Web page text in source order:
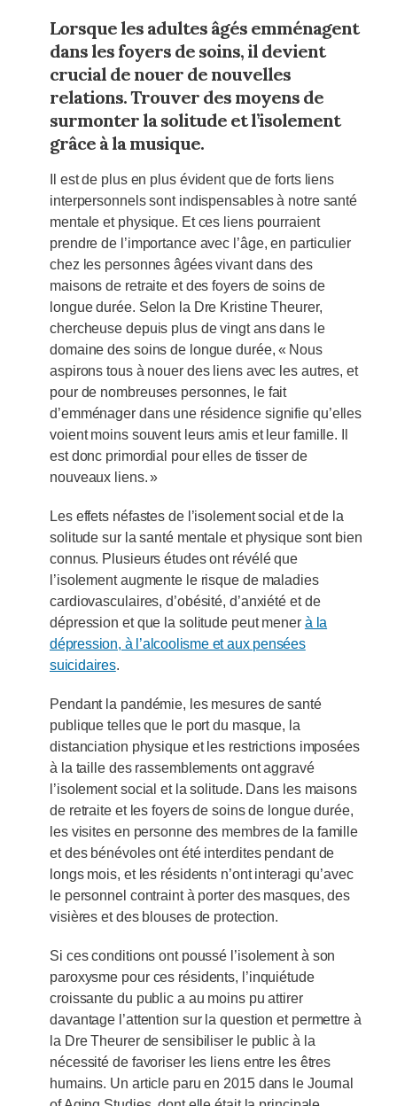
Lorsque les adultes âgés emménagent
dans les foyers de soins, il devient
crucial de nouer de nouvelles
relations. Trouver des moyens de
surmonter la solitude et l’isolement
grâce à la musique.
Il est de plus en plus évident que de forts liens
interpersonnels sont indispensables à notre santé
mentale et physique. Et ces liens pourraient
prendre de l’importance avec l’âge, en particulier
chez les personnes âgées vivant dans des
maisons de retraite et des foyers de soins de
longue durée. Selon la Dre Kristine Theurer,
chercheuse depuis plus de vingt ans dans le
domaine des soins de longue durée, « Nous
aspirons tous à nouer des liens avec les autres, et
pour de nombreuses personnes, le fait
d’emménager dans une résidence signifie qu’elles
voient moins souvent leurs amis et leur famille. Il
est donc primordial pour elles de tisser de
nouveaux liens. »
Les effets néfastes de l’isolement social et de la
solitude sur la santé mentale et physique sont bien
connus. Plusieurs études ont révélé que
l’isolement augmente le risque de maladies
cardiovasculaires, d’obésité, d’anxiété et de
dépression et que la solitude peut mener à la
dépression, à l’alcoolisme et aux pensées
suicidaires.
Pendant la pandémie, les mesures de santé
publique telles que le port du masque, la
distanciation physique et les restrictions imposées
à la taille des rassemblements ont aggravé
l’isolement social et la solitude. Dans les maisons
de retraite et les foyers de soins de longue durée,
les visites en personne des membres de la famille
et des bénévoles ont été interdites pendant de
longs mois, et les résidents n’ont interagi qu’avec
le personnel contraint à porter des masques, des
visières et des blouses de protection.
Si ces conditions ont poussé l’isolement à son
paroxysme pour ces résidents, l’inquiétude
croissante du public a au moins pu attirer
davantage l’attention sur la question et permettre à
la Dre Theurer de sensibiliser le public à la
nécessité de favoriser les liens entre les êtres
humains. Un article paru en 2015 dans le Journal